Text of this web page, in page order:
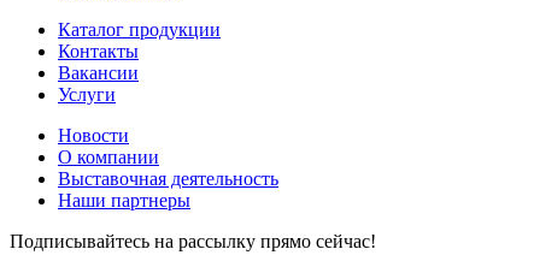
Каталог продукции
Контакты
Вакансии
Услуги
Новости
О компании
Выставочная деятельность
Наши партнеры
Подписывайтесь на рассылку прямо сейчас!